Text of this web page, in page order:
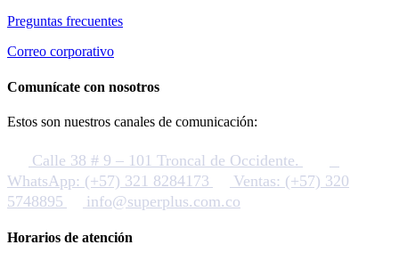
Preguntas frecuentes
Correo corporativo
Comunícate con nosotros
Estos son nuestros canales de comunicación:
Calle 38 # 9 – 101 Troncal de Occidente.
WhatsApp: (+57) 321 8284173
Ventas: (+57) 320
5748895
info@superplus.com.co
Horarios de atención